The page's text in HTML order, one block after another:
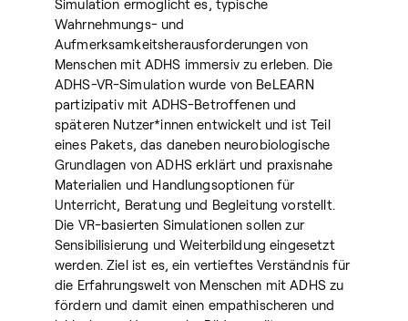
Simulation ermöglicht es, typische
Wahrnehmungs- und
Aufmerksamkeitsherausforderungen von
Menschen mit ADHS immersiv zu erleben. Die
ADHS-VR-Simulation wurde von BeLEARN
partizipativ mit ADHS-Betroffenen und
späteren Nutzer*innen entwickelt und ist Teil
eines Pakets, das daneben neurobiologische
Grundlagen von ADHS erklärt und praxisnahe
Materialien und Handlungsoptionen für
Unterricht, Beratung und Begleitung vorstellt.
Die VR-basierten Simulationen sollen zur
Sensibilisierung und Weiterbildung eingesetzt
werden. Ziel ist es, ein vertieftes Verständnis für
die Erfahrungswelt von Menschen mit ADHS zu
fördern und damit einen empathischeren und